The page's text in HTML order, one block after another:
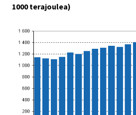
1000 terajoulea)